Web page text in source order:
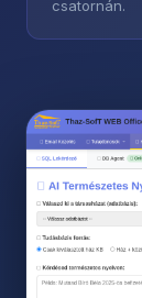
csatornán.